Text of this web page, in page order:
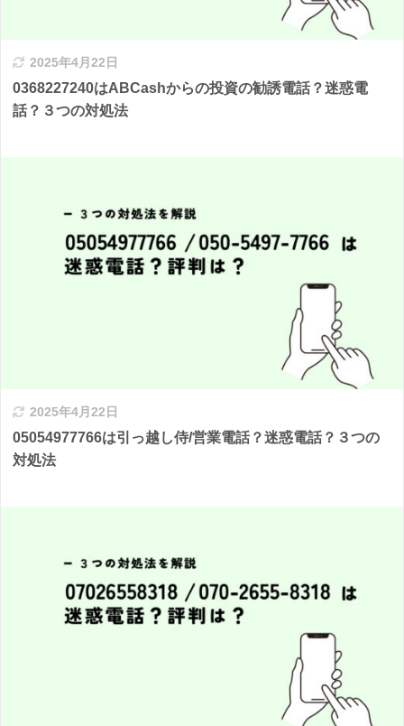
2025年4月22日
0368227240はABCashからの投資の勧誘電話？迷惑電
話？３つの対処法
2025年4月22日
05054977766は引っ越し侍/営業電話？迷惑電話？３つの
対処法